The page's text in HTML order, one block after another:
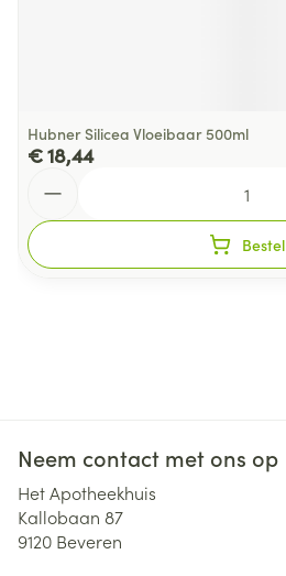
Hubner Silicea Vloeibaar 500ml
€ 18,44
Bestel
Neem contact met ons op
Het Apotheekhuis
Kallobaan 87
9120 Beveren